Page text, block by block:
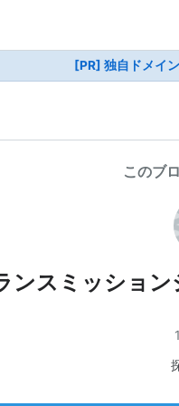
[PR] 独自ドメイ
このブ
ンスミッション